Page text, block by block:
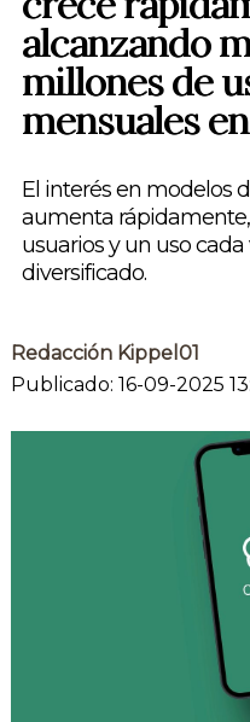
alcanzando
millones de
mensuales
El interés en modelos
aumenta
usuarios y un uso
diversificado.
Redacción Kippel01
Publicado: 16-09-2025